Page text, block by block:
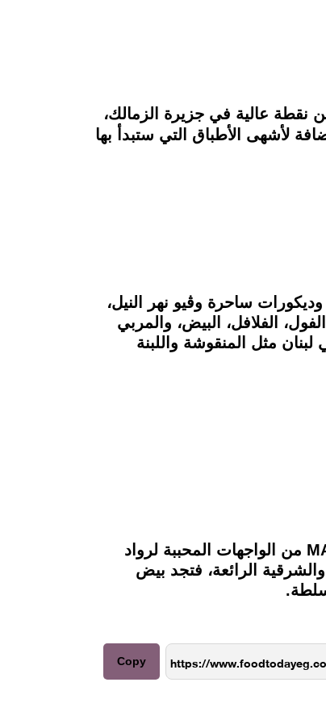
نقطة عالية في جزيرة الزمالك،
لأشهى الأطباق التي ستبدأ بها
ساحرة وڤيو نهر النيل،
الفلافل، البيض، والمربي
مثل المنقوشة واللبنة
من أفضل المطاعم الموجودة في بيوتا بـ منطقة الزمالك، والتي تشمل أيضًا مطعم Beeja، ويعتبر MAAT من الواجهات المحببة لرواد
الرائعة، فتجد بيض
Copy